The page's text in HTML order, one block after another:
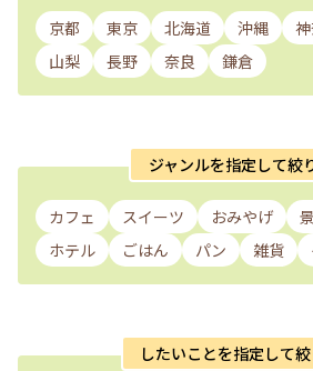
京都 東京 北海道 沖縄
山梨
長野 奈良 鎌倉
ジャンルを指定して絞
カフェ スイーツ おみやげ
ホテル
ごはん パン 雑貨
したいことを指定して